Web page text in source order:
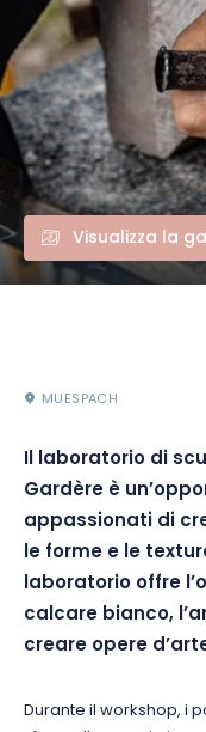
Visualizza la
MUESPACH
Il laboratorio di
Gardère è
appassionati di
le forme e le
laboratorio offre
calcare bianco,
creare opere
Durante il workshop, i